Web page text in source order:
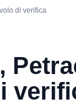
di verifica